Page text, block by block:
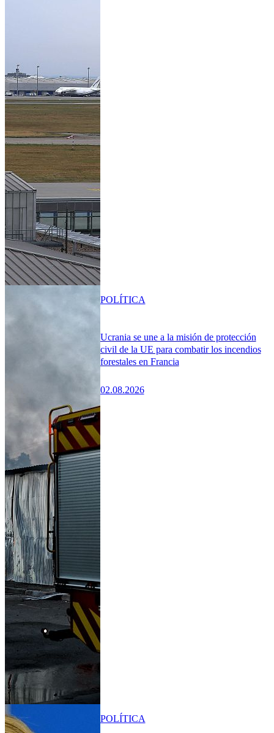
Ucrania se une a la misión de protección
civil de la UE para combatir los incendios
forestales en Francia
02.08.2026
POLÍTICA
POLÍTICA